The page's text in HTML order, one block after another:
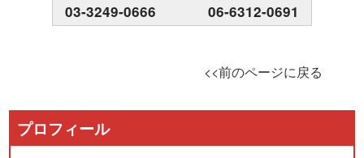
03-3249-0666 06-6312-0691
<<前のページに戻る
プロフィール